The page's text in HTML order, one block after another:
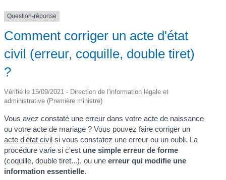
Question-réponse
Comment corriger un acte d'état
civil (erreur, coquille, double tiret)
?
Vérifié le 15/09/2021 - Direction de l'information légale et
administrative (Première ministre)
Vous avez constaté une erreur dans votre acte de naissance
ou votre acte de mariage ? Vous pouvez faire corriger un
acte d'état civil si vous constatez une erreur ou un oubli. La
procédure varie si c'est une simple erreur de forme
(coquille, double tiret...). ou uneerreur qui modifie une
information essentielle.